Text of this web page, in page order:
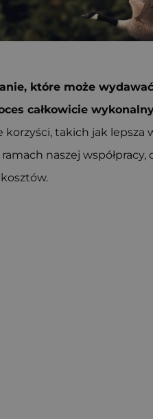
które może
całkowicie
takich jak lepsza
naszej